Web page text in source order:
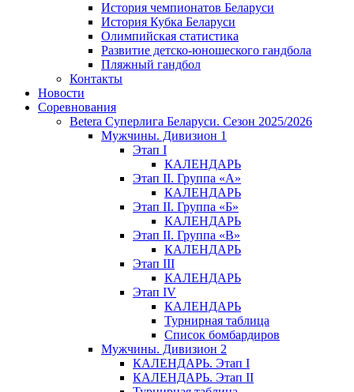
История чемпионатов Беларуси
История Кубка Беларуси
Олимпийская статистика
Развитие детско-юношеского гандбола
Пляжный гандбол
Контакты
Новости
Соревнования
Betera Суперлига Беларуси. Сезон 2025/2026
Мужчины. Дивизион 1
Этап I
КАЛЕНДАРЬ
Этап II. Группа «А»
КАЛЕНДАРЬ
Этап II. Группа «Б»
КАЛЕНДАРЬ
Этап II. Группа «В»
КАЛЕНДАРЬ
Этап III
КАЛЕНДАРЬ
Этап IV
КАЛЕНДАРЬ
Турнирная таблица
Список бомбардиров
Мужчины. Дивизион 2
КАЛЕНДАРЬ. Этап I
КАЛЕНДАРЬ. Этап II